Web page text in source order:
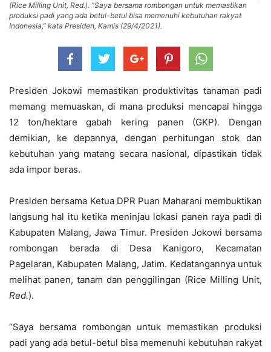
(Rice Milling Unit, Red.). “Saya bersama rombongan untuk memastikan
produksi padi yang ada betul-betul bisa memenuhi kebutuhan rakyat
Indonesia,” kata Presiden, Kamis (29/4/2021).
Presiden Jokowi memastikan produktivitas tanaman padi
memang memuaskan, di mana produksi mencapai hingga
12 ton/hektare gabah kering panen (GKP). Dengan
demikian, ke depannya, dengan perhitungan stok dan
kebutuhan yang matang secara nasional, dipastikan tidak
ada impor beras.
Presiden bersama Ketua DPR Puan Maharani membuktikan
langsung hal itu ketika meninjau lokasi panen raya padi di
Kabupaten Malang, Jawa Timur. Presiden Jokowi bersama
rombongan berada di Desa Kanigoro, Kecamatan
Pagelaran, Kabupaten Malang, Jatim. Kedatangannya untuk
melihat panen, tanam dan penggilingan (Rice Milling Unit,
Red.).
“Saya bersama rombongan untuk memastikan produksi
padi yang ada betul-betul bisa memenuhi kebutuhan rakyat